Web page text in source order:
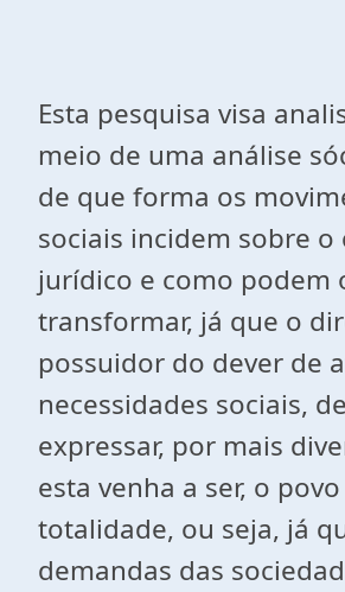
Esta pesquisa visa
meio de uma análise
de que forma os
sociais incidem sobre o
jurídico e como podem
transformar, já que o
possuidor do dever de
necessidades sociais,
expressar, por mais
esta venha a ser, o
totalidade, ou seja, já
demandas das